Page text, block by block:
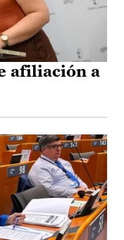
afiliación a